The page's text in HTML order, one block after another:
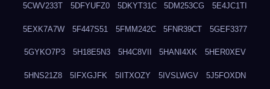
5CWV233T 5DFYUFZ0 5DKYT31C 5DM253CG 5E4JC1TI
5EXK7A7W 5F447S51 5FMM242C 5FNR39CT 5GEF3377
5GYKO7P3 5H18E5N3 5H4C8VII 5HANI4XK 5HER0XEV
5HNS21Z8 5IFXGJFK 5IITXOZY 5IVSLWGV 5J5FOXDN